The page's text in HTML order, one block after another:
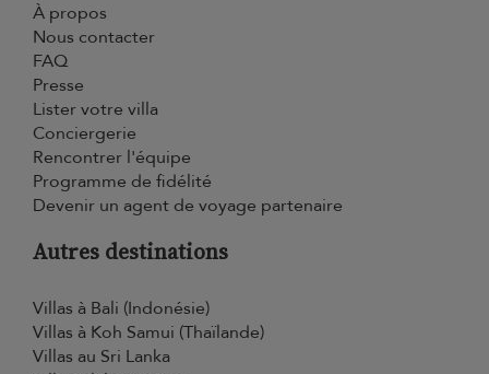
À propos
Nous contacter
FAQ
Presse
Lister votre villa
Conciergerie
Rencontrer l'équipe
Programme de fidélité
Devenir un agent de voyage partenaire
Autres destinations
Villas à Bali (Indonésie)
Villas à Koh Samui (Thaïlande)
Villas au Sri Lanka